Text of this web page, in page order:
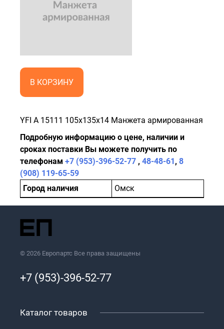
В КОРЗИНУ
YFI A 15111 105x135x14 Манжета армированная
Подробную информацию о цене, наличии и
сроках поставки Вы можете получить по
телефонам +7 (953)-396-52-77 , 48-48-61, 8
(908) 119-65-59
Город наличия
Омск
© 2026 Европартс Все права защищены
+7 (953)-396-52-77
Каталог товаров